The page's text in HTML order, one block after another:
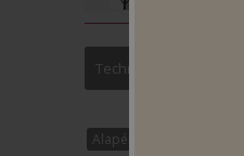
Technikai paraméterek
Alapértelmezett rendezés